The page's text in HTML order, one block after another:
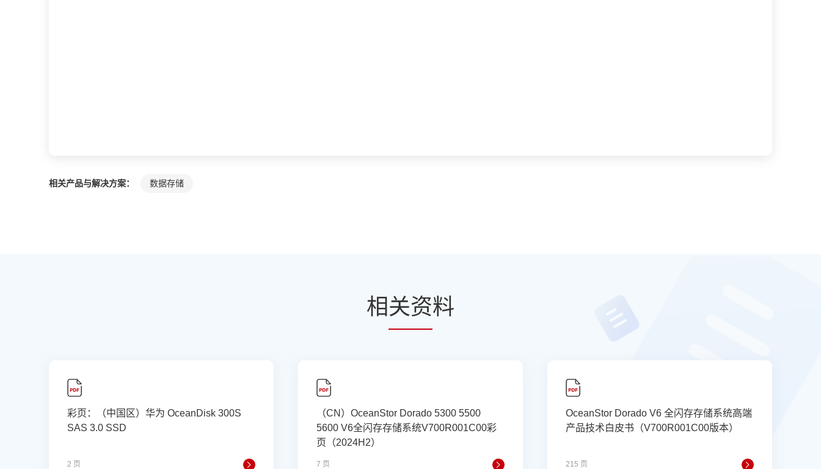
相关产品与解决方案： 数据存储
相关资料
彩页：（中国区）华为 OceanDisk 300S
SAS 3.0 SSD
2 页
（CN）OceanStor Dorado 5300 5500
5600 V6全闪存存储系统V700R001C00彩
页（2024H2）
7 页
OceanStor Dorado V6 全闪存存储系统高端
产品技术白皮书（V700R001C00版本）
215 页